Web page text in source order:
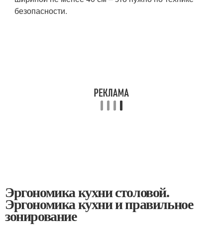
безопасности.
Эргономика кухни столовой.
Эргономика кухни и правильное
зонирование